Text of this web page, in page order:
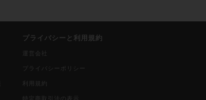
プライバシーと利用規約
運営会社
プライバシーポリシー
利用規約
特定商取引法の表示